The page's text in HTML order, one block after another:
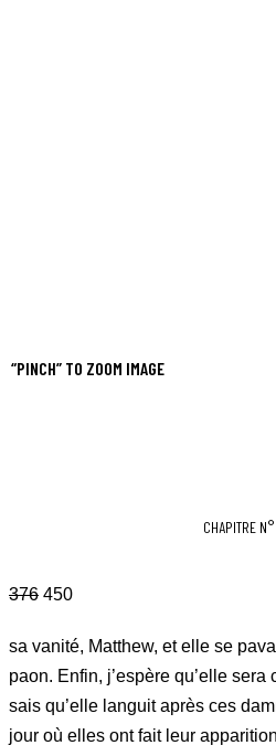
“PINCH” TO ZOOM IMAGE
CHAPITRE
376 450
sa vanité, Matthew, et elle se
paon. Enfin, j’espère qu’elle
sais qu’elle languit après ces
jour où elles ont fait leur